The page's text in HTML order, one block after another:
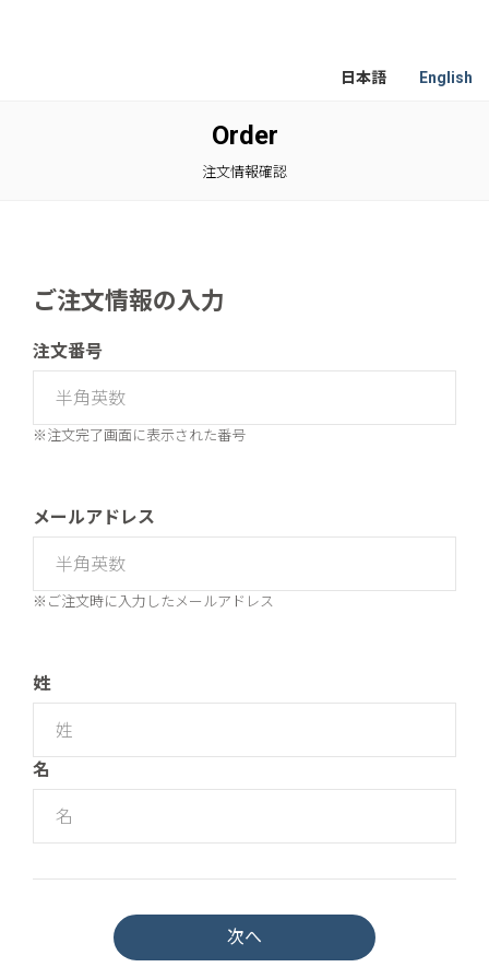
日本語 English
Order
注文情報確認
ご注文情報の入力
注文番号
※注文完了画面に表示された番号
メールアドレス
※ご注文時に入力したメールアドレス
姓
名